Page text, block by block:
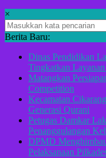
×
Berita Baru:
Dinas Pendidikan
Tingkatkan
Matangkan
Competition
Kecamatan
Generasi Qurani
Petugas Damkar
Penanggulangan
DPMD
Pelaksanaan